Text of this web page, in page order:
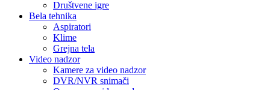
Društvene igre
Bela tehnika
Aspiratori
Klime
Grejna tela
Video nadzor
Kamere za video nadzor
DVR/NVR snimači